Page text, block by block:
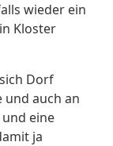
wieder ein
Kloster
Dorf
und auch an
eine
ja